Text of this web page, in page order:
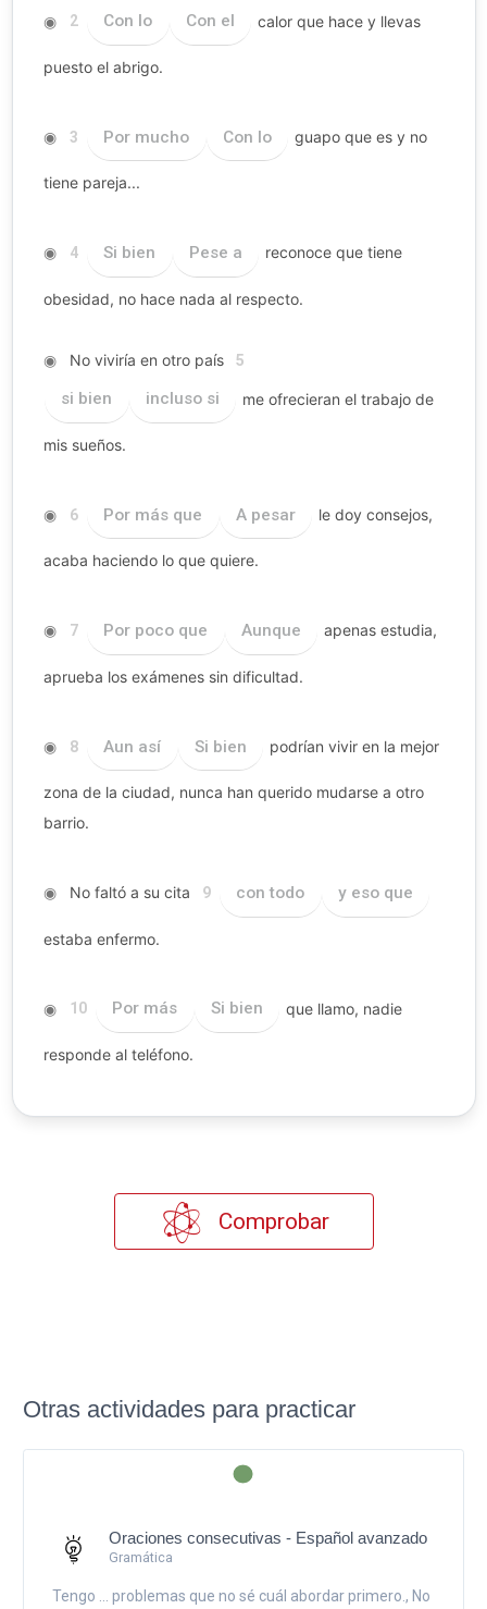
◉ 2 Con lo Con el calor que hace y llevas
puesto el abrigo.
◉ 3 Por mucho Con lo guapo que es y no
tiene pareja...
◉ 4 Si bien Pese a reconoce que tiene
obesidad, no hace nada al respecto.
◉No viviría en otro país 5
si bien incluso si me ofrecieran el trabajo de
mis sueños.
◉ 6 Por más que A pesar le doy consejos,
acaba haciendo lo que quiere.
◉ 7 Por poco que Aunque apenas estudia,
aprueba los exámenes sin dificultad.
◉ 8 Aun así Si bien podrían vivir en la mejor
zona de la ciudad, nunca han querido mudarse a otro
barrio.
◉No faltó a su cita 9 con todo y eso que
estaba enfermo.
◉ 10 Por más Si bien que llamo, nadie
responde al teléfono.
Comprobar
Otras actividades para practicar
Oraciones consecutivas - Español avanzado
Gramática
Tengo ... problemas que no sé cuál abordar primero., No